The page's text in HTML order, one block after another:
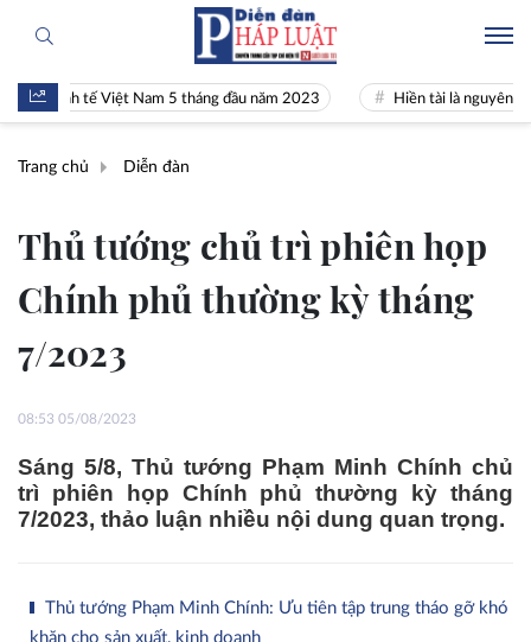
tế Việt Nam 5 tháng đầu năm 2023 Hiền tài là nguyên khí Quốc gia
Trang chủ Diễn đàn
Thủ tướng chủ trì phiên họp
Chính phủ thường kỳ tháng
7/2023
08:53 05/08/2023
Sáng 5/8, Thủ tướng Phạm Minh Chính chủ
trì phiên họp Chính phủ thường kỳ tháng
7/2023, thảo luận nhiều nội dung quan trọng.
Thủ tướng Phạm Minh Chính: Ưu tiên tập trung tháo gỡ khó
khăn cho sản xuất, kinh doanh